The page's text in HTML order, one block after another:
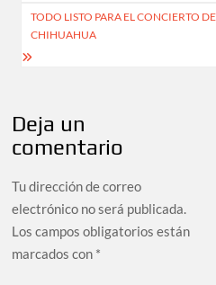
TODO LISTO PARA EL CONCIERTO
CHIHUAHUA
Deja un
comentario
Tu dirección de correo
electrónico no será publicada.
Los campos obligatorios están
marcados con *